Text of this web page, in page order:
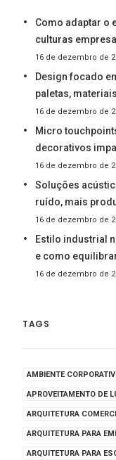
Como adaptar o
culturas
16 de dezembro de
Design focado
paletas,
16 de dezembro de
Micro
decorativos
16 de dezembro de
Soluções
ruído, mais
16 de dezembro de
Estilo industrial
e como
16 de dezembro de
TAGS
AMBIENTE
APROVEITAMENTO DE
ARQUITETURA
ARQUITETURA PARA
ARQUITETURA PARA